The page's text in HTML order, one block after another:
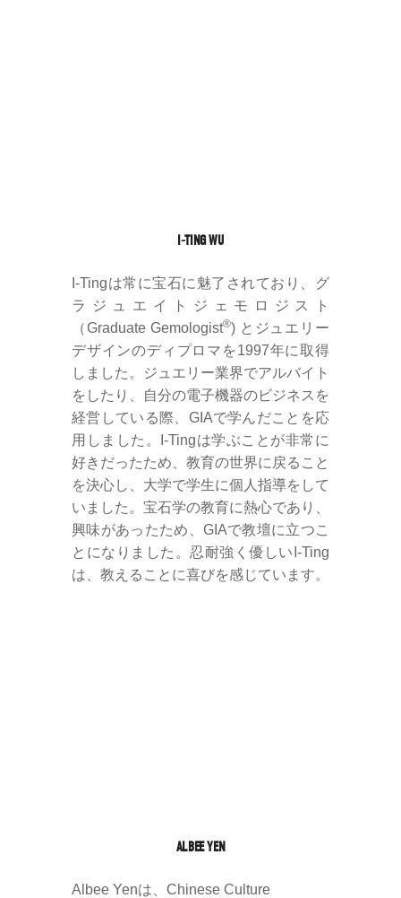
I-TING WU
I-Tingは常に宝石に魅了されており、グ
ラジュエイトジェモロジスト
（Graduate Gemologist®) とジュエリー
デザインのディプロマを1997年に取得
しました。ジュエリー業界でアルバイト
をしたり、自分の電子機器のビジネスを
経営している際、GIAで学んだことを応
用しました。I-Tingは学ぶことが非常に
好きだったため、教育の世界に戻ること
を決心し、大学で学生に個人指導をして
いました。宝石学の教育に熱心であり、
興味があったため、GIAで教壇に立つこ
とになりました。忍耐強く優しいI-Ting
は、教えることに喜びを感じています。
ALBEE YEN
Albee Yenは、Chinese Culture